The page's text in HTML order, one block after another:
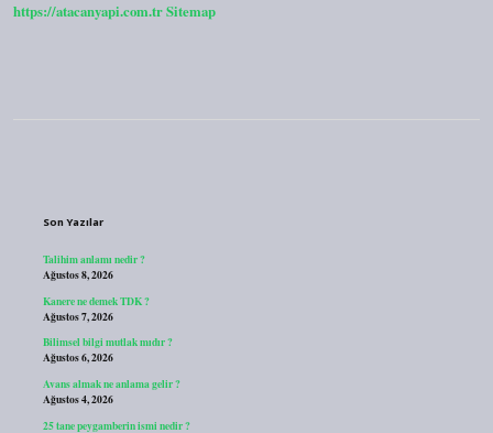
https://atacanyapi.com.trSitemap
Son Yazılar
Talihim anlamı nedir ?
Ağustos 8, 2026
Kanere ne demek TDK ?
Ağustos 7, 2026
Bilimsel bilgi mutlak mıdır ?
Ağustos 6, 2026
Avans almak ne anlama gelir ?
Ağustos 4, 2026
25 tane peygamberin ismi nedir ?